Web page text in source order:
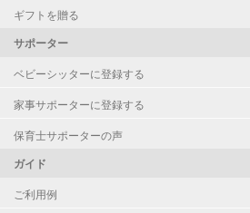
レッスン
お子様の撮影
ギフトを贈る
サポーター
ベビーシッターに登録する
家事サポーターに登録する
保育士サポーターの声
ガイド
ご利用例